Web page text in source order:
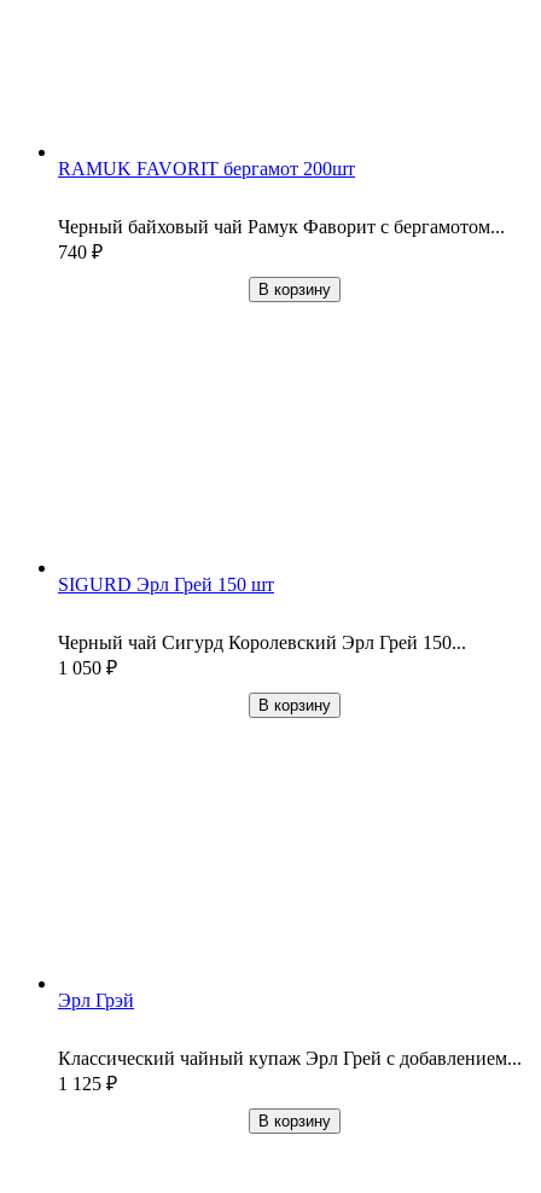
RAMUK FAVORIT бергамот 200шт
Черный байховый чай Рамук Фаворит с бергамотом...
740 ₽
В корзину
SIGURD Эрл Грей 150 шт
Черный чай Сигурд Королевский Эрл Грей 150...
1 050 ₽
В корзину
Эрл Грэй
Классический чайный купаж Эрл Грей с добавлением...
1 125 ₽
В корзину